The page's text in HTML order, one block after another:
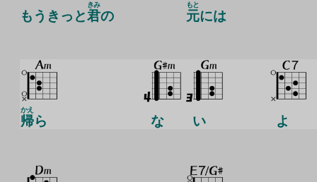
もうきっと君
きみ
の 元
もと
には
帰
かえ
ら な い よ